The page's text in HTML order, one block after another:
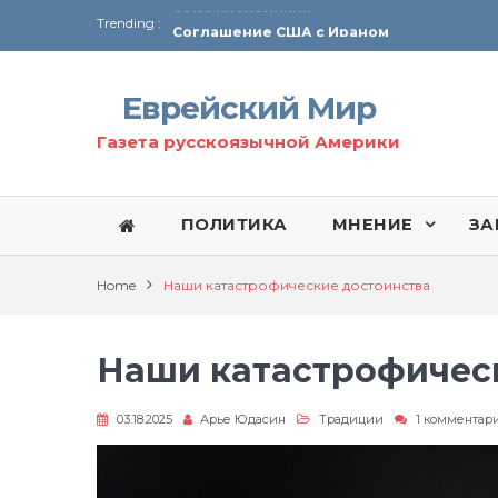
Trending :
Соглашение США с Ираном
Технология Революции в Иране
От Ирана до Ливана и Газы
Еврейский Мир
Газета русскоязычной Америки
ПОЛИТИКА МНЕНИЕ
Home Наши катастрофические достоинства
Наши
03.18.2025 Арье Юдасин Традиции 1